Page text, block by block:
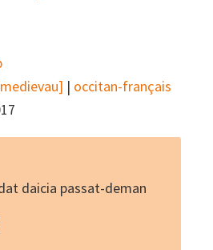
| occitan-français
daicia passat-deman